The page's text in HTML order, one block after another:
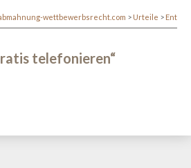
wettbewerbsrecht.com Urteile
telefonieren“